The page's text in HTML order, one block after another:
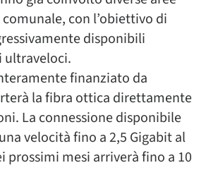
con l’obiettivo di
disponibili
ultraveloci.
finanziato da
la fibra ottica direttamente
La connessione disponibile
velocità fino a 2,5 Gigabit al
prossimi mesi arriverà fino a 10